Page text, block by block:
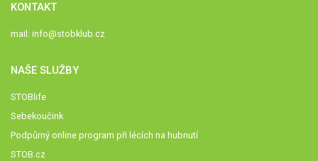
KONTAKT
mail: info@stobklub.cz
NAŠE SLUŽBY
STOBlife
Sebekoučink
Podpůrný online program při lécích na hubnutí
STOB.cz